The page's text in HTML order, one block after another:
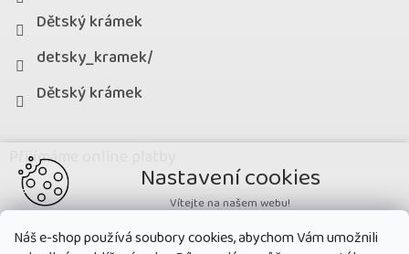
Náš e-shop používá soubory cookies, abychom Vám umožnili
Dětský krámek
detsky_kramek/
Dětský krámek
Přijímáme online platby
Nastavení cookies
Vítejte na našem webu!
Potřebujeme nastavit cookies a související technologie, aby
zobrazovaný obsah odpovídal vašim potřebám a vy na webu nalezli